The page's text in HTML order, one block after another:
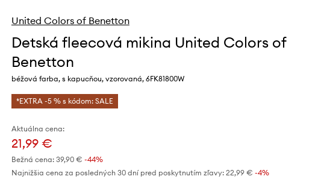
United Colors of Benetton
Detská fleecová mikina United Colors of
Benetton
béžová farba, s kapucňou, vzorovaná, 6FK81800W
*EXTRA -5 % s kódom: SALE
Aktuálna cena:
21,99 €
Bežná cena: 39,90 € -44%
Najnižšia cena za posledných 30 dní pred poskytnutím zľavy: 22,99 € -4%